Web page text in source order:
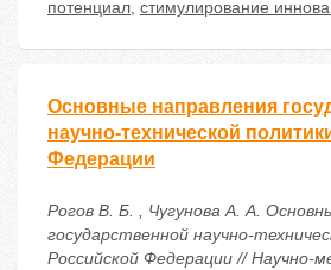
потенциал, стимулирование
Основные направления
научно-технической
Федерации
Рогов В. Б. , Чугунова А. А.
государственной научно-
Российской Федерации // Научно-